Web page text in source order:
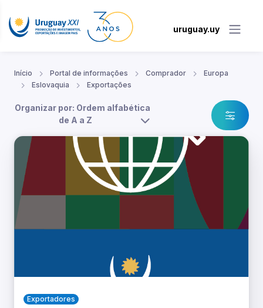
uruguay.uy
Início Portal de informações Comprador
Europa
Eslovaquia
Exportações
Organizar por: Ordem alfabética
de A a Z
Exportadores